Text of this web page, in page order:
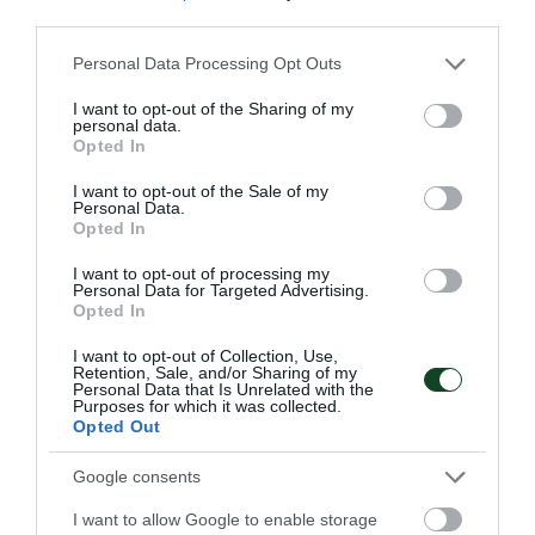
Please note that this website/app uses one or more Google
not limited to your visit or usage behaviour. You may click to
grant or deny consent to Google and its third-party tags to
use your data for below specified purposes in below Google
consent section.
Personal Data Processing Opt Outs
I want to opt-out of the Sharing of my
personal data.
Opted In
I want to opt-out of the Sale of my
Personal Data.
Opted In
I want to opt-out of processing my
Personal Data for Targeted Advertising.
Opted In
I want to opt-out of Collection, Use,
Retention, Sale, and/or Sharing of my
Personal Data that Is Unrelated with the
Purposes for which it was collected.
Opted Out
Google consents
I want to allow Google to enable storage
Αξιόμαχος ο Κουτσοθανάσης
πρωτάθλημα πάλης 20 που έγινε στις Σέρρες, με τον
Γιώργο Κουτσοθανάση.
05.04.2026 ΑΚΑΔΗΜΙΑ ΠΑΛΗΣ
ΤΕΛΕΥΤΑΙΑ ΝΕΑ